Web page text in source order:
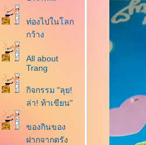
ท่องไปในโลก
กว้าง
All about
Trang
กิจกรรม "ลุย!
ล่า! ท้าเขียน"
ของกินของ
ฝากจากตรัง